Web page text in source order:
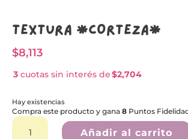
Textura *CORTEZA*
$8,113
3 cuotas sin interés de$2,704
Hay existencias
Compra este producto y gana8 Puntos
Textura
*CORTEZA*
Añadir al carrito